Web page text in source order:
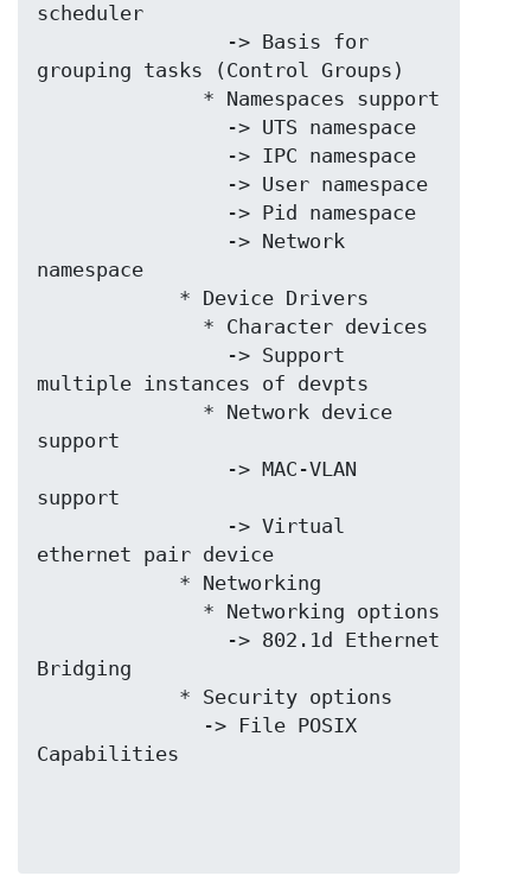
scheduler
grouping tasks (Control Groups)
namespace
multiple instances of devpts
support
support
ethernet pair device
Bridging